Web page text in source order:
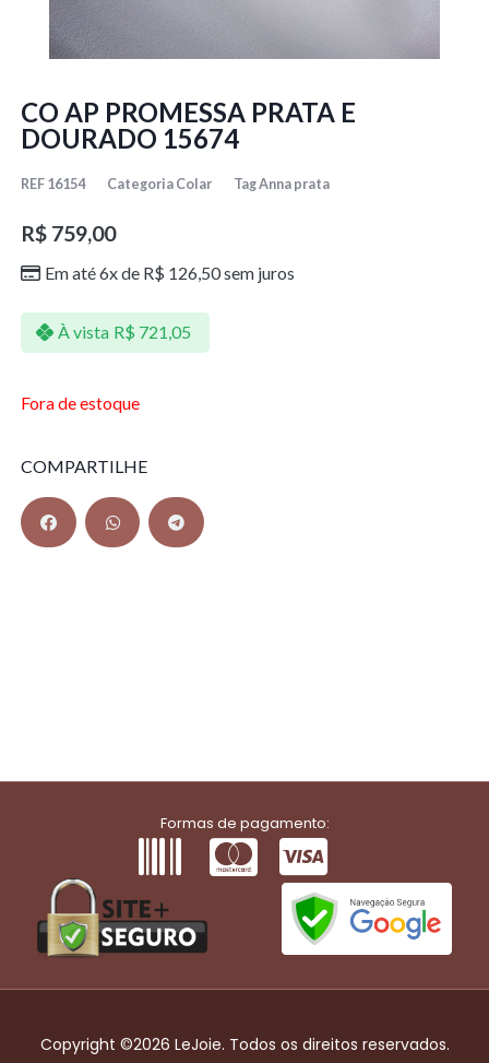
CO AP PROMESSA PRATA E
DOURADO 15674
REF 16154 Categoria Colar TagAnna prata
R$759,00
Em até 6x de R$ 126,50sem juros
À vista R$ 721,05
Fora de estoque
COMPARTILHE
Formas de pagamento:
Copyright ©2026 LeJoie. Todos os direitos reservados.